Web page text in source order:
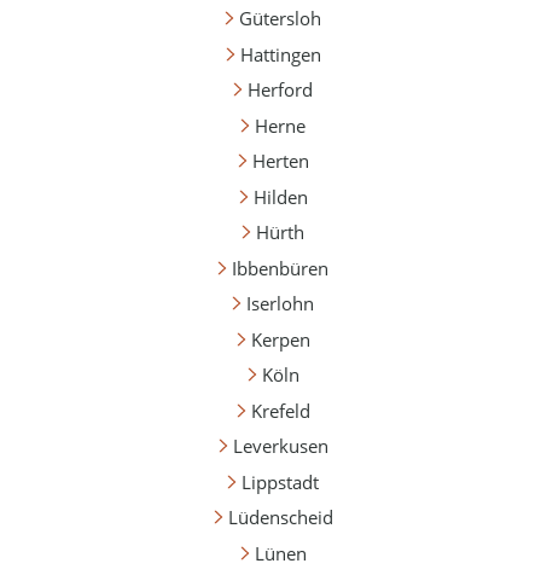
Gütersloh
Hattingen
Herford
Herne
Herten
Hilden
Hürth
Ibbenbüren
Iserlohn
Kerpen
Köln
Krefeld
Leverkusen
Lippstadt
Lüdenscheid
Lünen